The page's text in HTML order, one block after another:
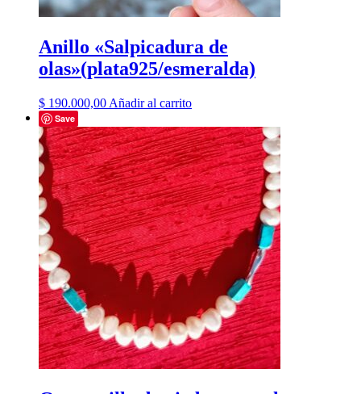
Anillo «Salpicadura de
olas»(plata925/esmeralda)
$ 190.000,00 Añadir al carrito
Save